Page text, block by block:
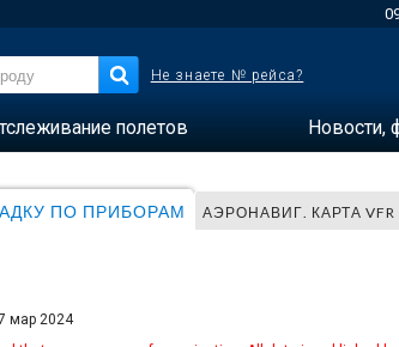
Не знаете № рейса?
полетов Новости,
ПО ПРИБОРАМ АЭРОНАВИГ. КАРТА VFR
мар 2024